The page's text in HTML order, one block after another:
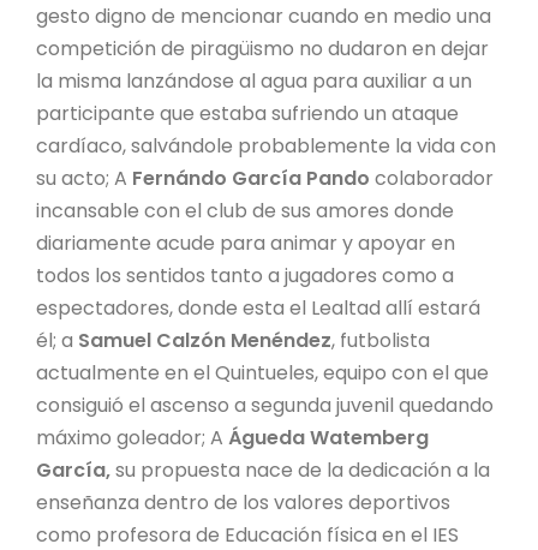
gesto digno de mencionar cuando en medio una
competición de piragüismo no dudaron en dejar
la misma lanzándose al agua para auxiliar a un
participante que estaba sufriendo un ataque
cardíaco, salvándole probablemente la vida con
su acto; A Fernándo García Pando colaborador
incansable con el club de sus amores donde
diariamente acude para animar y apoyar en
todos los sentidos tanto a jugadores como a
espectadores, donde esta el Lealtad allí estará
él; a Samuel Calzón Menéndez, futbolista
actualmente en el Quintueles, equipo con el que
consiguió el ascenso a segunda juvenil quedando
máximo goleador; A Águeda Watemberg
García,su propuesta nace de la dedicación a la
enseñanza dentro de los valores deportivos
como profesora de Educación física en el IES